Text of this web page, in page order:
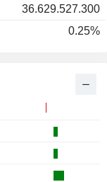
36.629.527.300
0.25%